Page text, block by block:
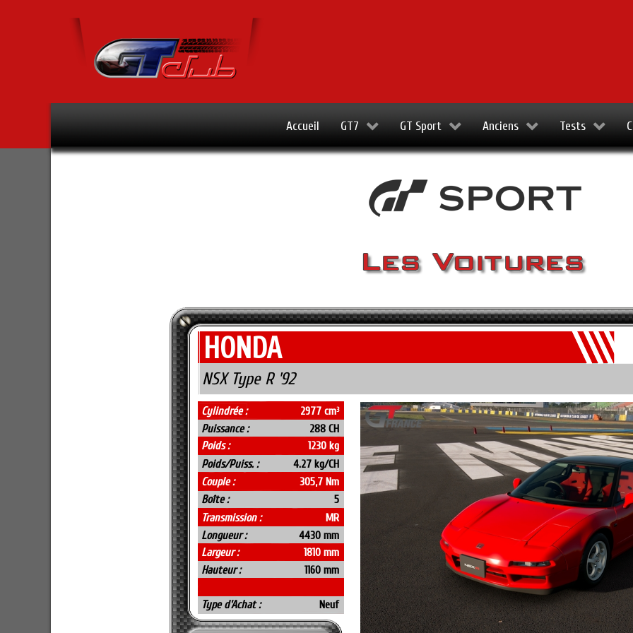
Accueil GT7 GT Sport Anciens Tests
HONDA
NSX Type R '92
Cylindrée : 2977 cm3
Puissance :
288 CH
Poids :
1230 kg
Poids/Puiss. :
4.27 kg/CH
Couple :
305,7 Nm
Boîte :
5
Transmission :
MR
Longueur :
4430 mm
Largeur :
1810 mm
Hauteur :
1160 mm
Type d'Achat : Neuf